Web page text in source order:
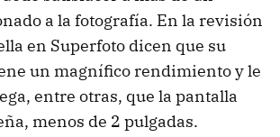
a la fotografía. En la revisión
en Superfoto dicen que su
un magnífico rendimiento y le
entre otras, que la pantalla
menos de 2 pulgadas.